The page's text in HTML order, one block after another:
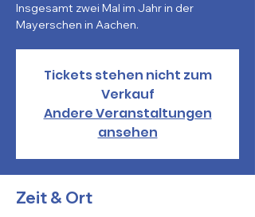
Insgesamt zwei Mal im Jahr in der
Mayerschen in Aachen.
Tickets stehen nicht zum
Verkauf
Andere Veranstaltungen
ansehen
Zeit & Ort